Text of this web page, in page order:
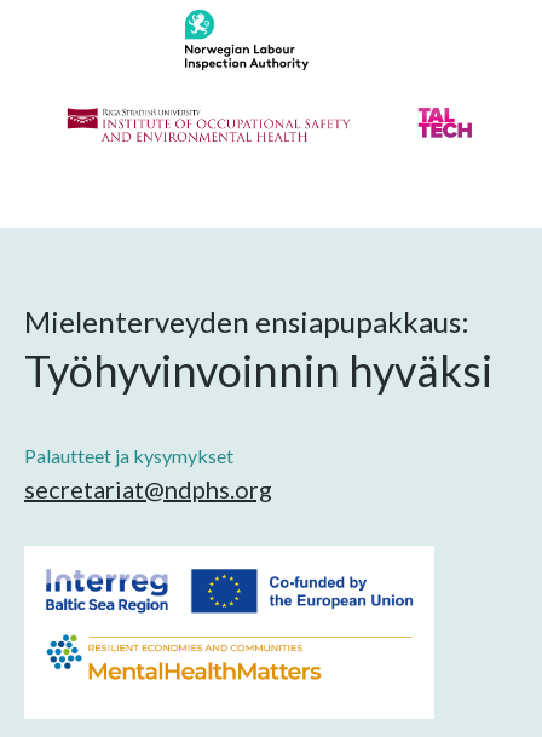
Mielenterveyden ensiapupakkaus:
Työhyvinvoinnin hyväksi
Palautteet ja kysymykset
secretariat@ndphs.org